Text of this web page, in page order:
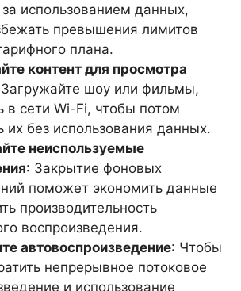
использованием данных,
превышения лимитов
плана.
контент для просмотра
шоу или фильмы,
в сети Wi-Fi, чтобы потом
их без использования данных.
неиспользуемые
: Закрытие фоновых
поможет экономить данные
производительность
воспроизведения.
автовоспроизведение: Чтобы
непрерывное потоковое
и использование